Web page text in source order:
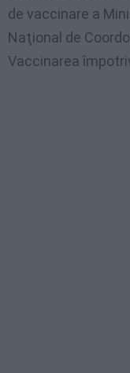
de vaccinare a
Naţional de
Vaccinarea